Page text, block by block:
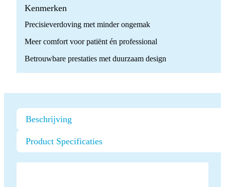
Kenmerken
Precisieverdoving met minder ongemak
Meer comfort voor patiënt én professional
Betrouwbare prestaties met duurzaam design
Beschrijving
Product Specificaties